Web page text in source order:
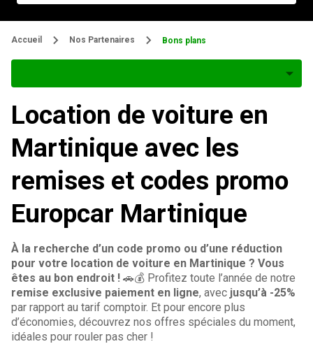
Accueil Nos Partenaires Bons plans
Location de voiture en
Martinique avec les
remises et codes promo
Europcar Martinique
À la recherche d’un code promo ou d’une réduction
pour votre location de voiture en Martinique ? Vous
êtes au bon endroit ! 🚗💰 Profitez toute l’année de notre
remise exclusive paiement en ligne, avec jusqu’à -25%
par rapport au tarif comptoir. Et pour encore plus
d’économies, découvrez nos offres spéciales du moment,
idéales pour rouler pas cher !